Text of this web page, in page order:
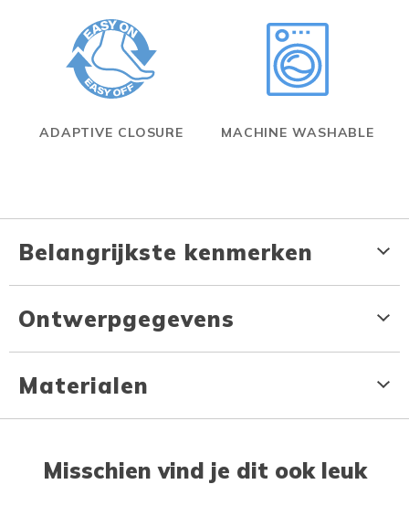
ADAPTIVE CLOSURE MACHINE WASHABLE
Belangrijkste kenmerken
Ontwerpgegevens
Materialen
Misschien vind je dit ook leuk